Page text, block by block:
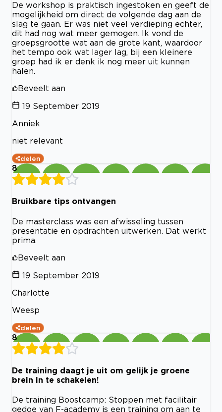
De workshop is praktisch ingestoken en geeft de
mogelijkheid om direct de volgende dag aan de
slag te gaan. Er was niet veel verdieping echter,
dit had nog wat meer gemogen. Ik vond de
groepsgrootte wat aan de grote kant, waardoor
het tempo ook wat lager lag, bij een kleinere
groep had ik er denk ik nog meer uit kunnen
halen.
Beveelt aan
19 September 2019
Anniek
niet relevant
delen
8
Bruikbare tips ontvangen
De masterclass was een afwisseling tussen
presentatie en opdrachten uitwerken. Dat werkt
prima.
Beveelt aan
19 September 2019
Charlotte
Weesp
delen
8
De training daagt je uit om gelijk je groene
brein in te schakelen!
De training Boostcamp: Stoppen met facilitair
gedoe van F-academy is een training om aan te